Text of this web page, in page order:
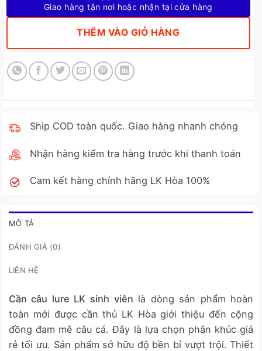
Giao hàng tận nơi hoặc nhận tại cửa hàng
THÊM VÀO GIỎ HÀNG
Ship COD toàn quốc. Giao hàng nhanh chóng
Nhận hàng kiểm tra hàng trước khi thanh toán
Cam kết hàng chính hãng LK Hòa 100%
MÔ TẢ
ĐÁNH GIÁ (0)
LIÊN HỆ
Cần câu lure LK sinh viên là dòng sản phẩm hoàn
toàn mới được cần thủ LK Hòa giới thiệu đến cộng
đồng đam mê câu cá. Đây là lựa chọn phân khúc giá
rẻ tối ưu. Sản phẩm sở hữu độ bền bỉ vượt trội. Thiết